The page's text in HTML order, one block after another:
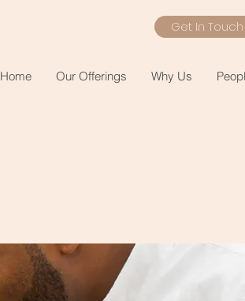
Get In Touch
Home Our Offerings Why Us